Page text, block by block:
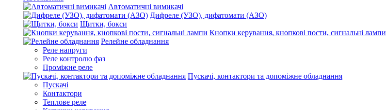
Автоматичні вимикачі
Дифреле (УЗО), дифатомати (АЗО)
Щитки, бокси
Кнопки керування, кнопкові пости, сигнальні лампи
Релейне обладнання
Реле напруги
Реле контролю фаз
Проміжне реле
Пускачі, контактори та допоміжне обладнання
Пускачі
Контактори
Теплове реле